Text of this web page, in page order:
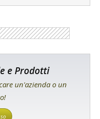
e Prodotti
un'azienda o un